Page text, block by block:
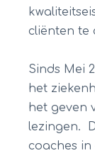
cliënten te
Sinds Mei
het
het geven
lezingen.
coaches